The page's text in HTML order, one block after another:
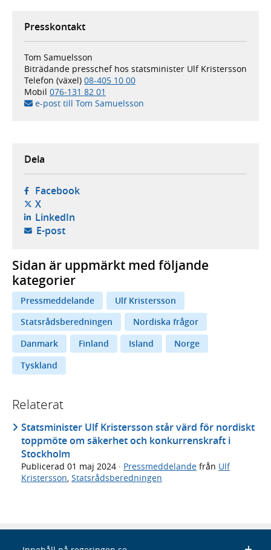
Presskontakt
Tom Samuelsson
Biträdande presschef hos statsminister Ulf Kristersson
Telefon (växel) 08-405 10 00
Mobil 076-131 82 01
e-post till Tom Samuelsson
Dela
Facebook- öppnas i ny flik, extern webbplats,
X- öppnas i ny flik, extern webbplats,
LinkedIn- öppnas i ny flik, extern webbplats,
E-post- öppnar din e-postklient,
Sidan är uppmärkt med följande
kategorier
Pressmeddelande
Ulf Kristersson
Statsrådsberedningen
Nordiska frågor
Danmark
Finland Island
Norge
Tyskland
Relaterat
Statsminister Ulf Kristersson står värd för nordiskt
toppmöte om säkerhet och konkurrenskraft i
Stockholm
Publicerad 01 maj 2024 · Pressmeddelande från Ulf
Kristersson Statsrådsberedningen